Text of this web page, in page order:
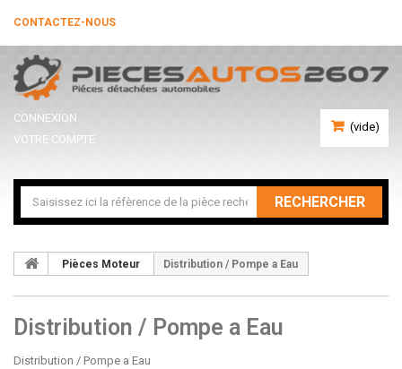
CONTACTEZ-NOUS
(vide)
CONNEXION
VOTRE COMPTE
RECHERCHER
Pièces Moteur Distribution / Pompe a Eau
Distribution / Pompe a Eau
Distribution / Pompe a Eau